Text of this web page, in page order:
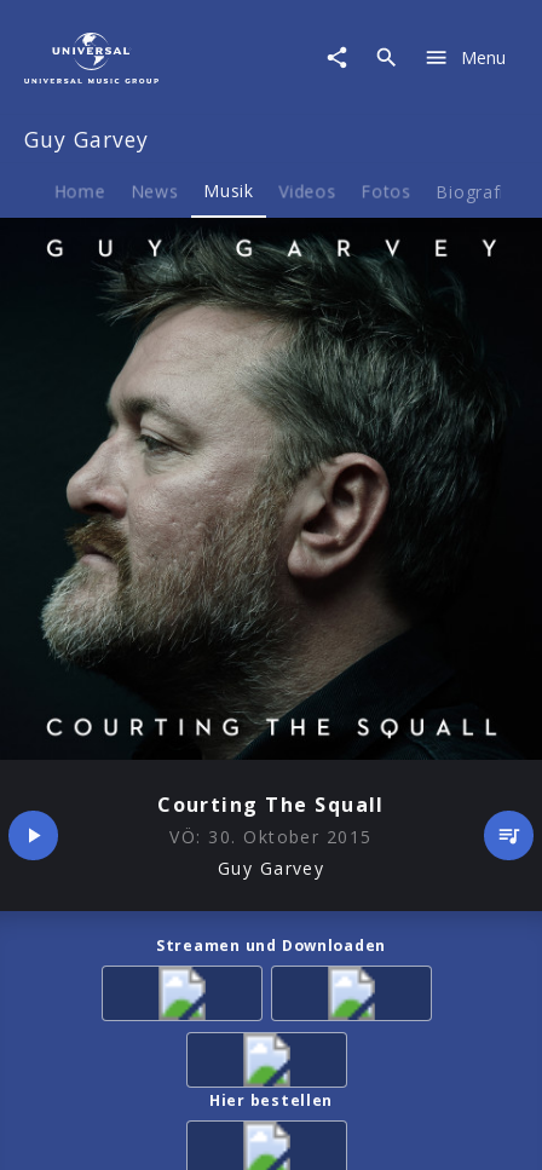
Musik
Courting
Menu
Guy Garvey
Home News Musik Videos Fotos Biografie
Courting The Squall
VÖ: 30. Oktober 2015
Guy Garvey
Streamen und Downloaden
Hier bestellen